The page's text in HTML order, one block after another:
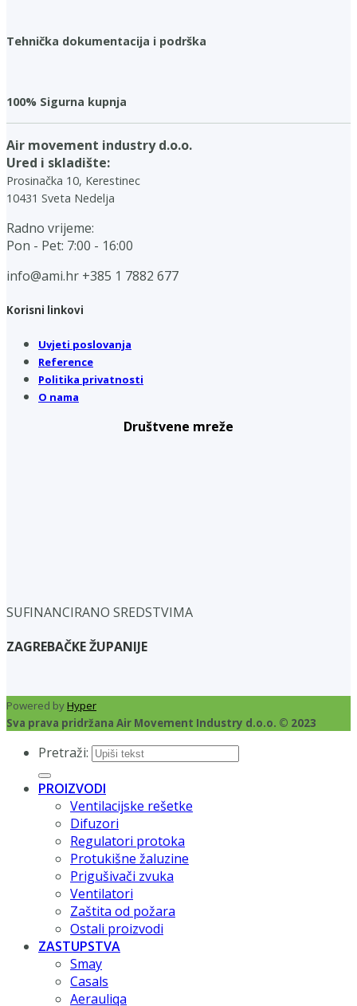
Tehnička dokumentacija i podrška
100% Sigurna kupnja
Air movement industry d.o.o.
Ured i skladište:
Prosinačka 10, Kerestinec
10431 Sveta Nedelja
Radno vrijeme:
Pon - Pet: 7:00 - 16:00
info@ami.hr +385 1 7882 677
Korisni linkovi
Uvjeti poslovanja
Reference
Politika privatnosti
O nama
Društvene mreže
SUFINANCIRANO SREDSTVIMA
ZAGREBAČKE ŽUPANIJE
Powered byHyper
Sva prava pridržana Air Movement Industry d.o.o. © 2023
Pretraži:
PROIZVODI
Ventilacijske rešetke
Difuzori
Regulatori protoka
Protukišne žaluzine
Prigušivači zvuka
Ventilatori
Zaštita od požara
Ostali proizvodi
ZASTUPSTVA
Smay
Casals
Aerauliqa